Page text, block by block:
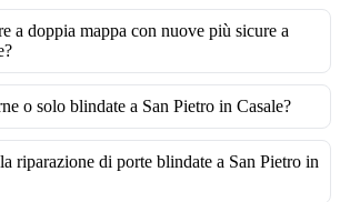
a doppia mappa con nuove più sicure a
o solo blindate a San Pietro in Casale?
riparazione di porte blindate a San Pietro in